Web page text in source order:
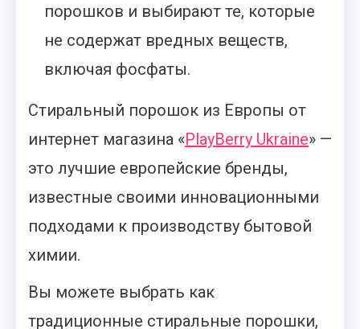
порошков и выбирают те, которые
не содержат вредных веществ,
включая фосфаты.
Стиральный порошок из Европы от
интернет магазина «PlayBerry Ukraine» —
это лучшие европейские бренды,
известные своими инновационными
подходами к производству бытовой
химии.
Вы можете выбрать как
традиционные стиральные порошки,